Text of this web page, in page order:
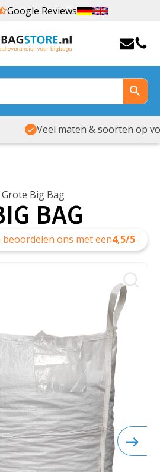
Google Reviews
& soorten op voorraad
Grote Big Bag
BAG
beoordelen ons met een4,5/5